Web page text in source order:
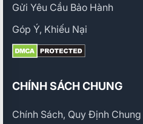
Gửi Yêu Cầu Bảo Hành
Góp Ý, Khiếu Nại
CHÍNH SÁCH CHUNG
Chính Sách, Quy Định Chung